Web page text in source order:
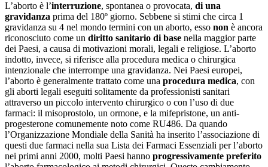
L’aborto è l’interruzione, spontanea o provocata, di una
gravidanza prima del 180º giorno. Sebbene si stimi che circa 1
gravidanza su 4 nel mondo termini con un aborto, esso non è ancora
riconosciuto come un diritto sanitario di base nella maggior parte
dei Paesi, a causa di motivazioni morali, legali e religiose. L’aborto
indotto, invece, si riferisce alla procedura medica o chirurgica
intenzionale che interrompe una gravidanza. Nei Paesi europei,
l’aborto è generalmente trattato come una procedura medica, con
gli aborti legali eseguiti solitamente da professionisti sanitari
attraverso un piccolo intervento chirurgico o con l’uso di due
farmaci: il misoprostolo, un ormone, e la mifepristone, un anti-
progesterone comunemente noto come RU486. Da quando
l’Organizzazione Mondiale della Sanità ha inserito l’associazione di
questi due farmaci nella sua Lista dei Farmaci Essenziali per l’aborto
nei primi anni 2000, molti Paesi hanno progressivamente preferito